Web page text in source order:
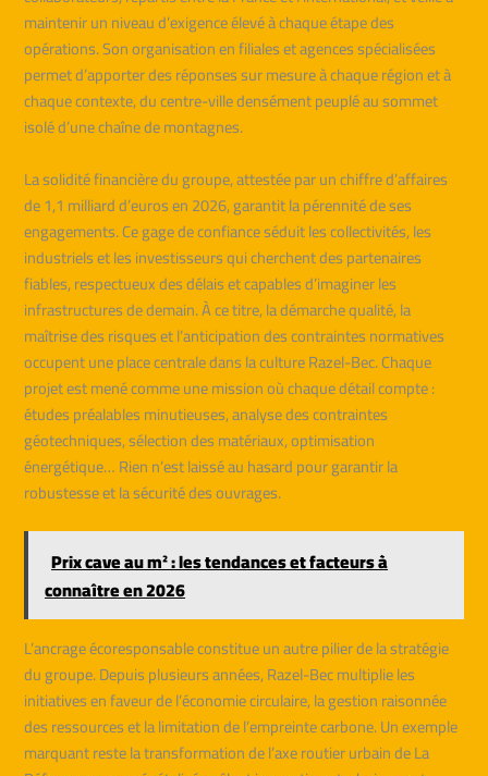
maintenir un niveau d’exigence élevé à chaque étape des
opérations. Son organisation en filiales et agences spécialisées
permet d’apporter des réponses sur mesure à chaque région et à
chaque contexte, du centre-ville densément peuplé au sommet
isolé d’une chaîne de montagnes.
La solidité financière du groupe, attestée par un chiffre d’affaires
de 1,1 milliard d’euros en 2026, garantit la pérennité de ses
engagements. Ce gage de confiance séduit les collectivités, les
industriels et les investisseurs qui cherchent des partenaires
fiables, respectueux des délais et capables d’imaginer les
infrastructures de demain. À ce titre, la démarche qualité, la
maîtrise des risques et l’anticipation des contraintes normatives
occupent une place centrale dans la culture Razel-Bec. Chaque
projet est mené comme une mission où chaque détail compte :
études préalables minutieuses, analyse des contraintes
géotechniques, sélection des matériaux, optimisation
énergétique… Rien n’est laissé au hasard pour garantir la
robustesse et la sécurité des ouvrages.
Prix cave au m² : les tendances et facteurs à
connaître en 2026
L’ancrage écoresponsable constitue un autre pilier de la stratégie
du groupe. Depuis plusieurs années, Razel-Bec multiplie les
initiatives en faveur de l’économie circulaire, la gestion raisonnée
des ressources et la limitation de l’empreinte carbone. Un exemple
marquant reste la transformation de l’axe routier urbain de La